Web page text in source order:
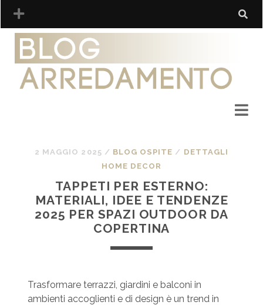
2 MAGGIO 2025 / BLOG OSPITE / DETTAGLI
HOME DECOR
TAPPETI PER ESTERNO:
MATERIALI, IDEE E TENDENZE
2025 PER SPAZI OUTDOOR DA
COPERTINA
Trasformare terrazzi, giardini e balconi in
ambienti accoglienti e di design è un trend in